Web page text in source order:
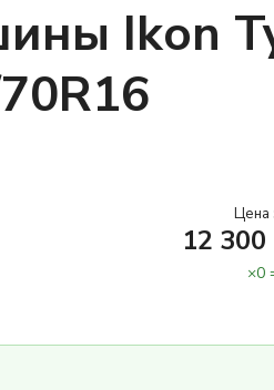
Ikon
Цена
12 300
×0